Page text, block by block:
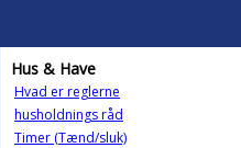
Hus & Have
Hvad er reglerne
husholdnings råd
Timer (Tænd/sluk)